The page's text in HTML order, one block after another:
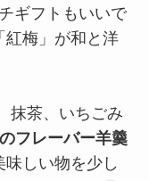
ギフトもいいで
紅梅」が和と洋
抹茶、いちごみ
フレーバー羊羹
しい物を少し